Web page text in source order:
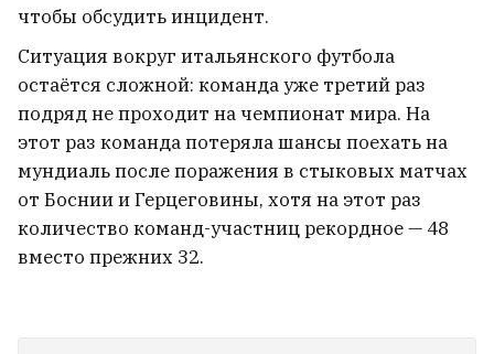
чтобы обсудить инцидент.
Ситуация вокруг итальянского футбола
остаётся сложной: команда уже третий раз
подряд не проходит на чемпионат мира. На
этот раз команда потеряла шансы поехать на
мундиаль после поражения в стыковых матчах
от Боснии и Герцеговины, хотя на этот раз
количество команд-участниц рекордное — 48
вместо прежних 32.
«Убийца Википедии» от Илона
Маска всё? Grokipedia перестала
обновляться
5